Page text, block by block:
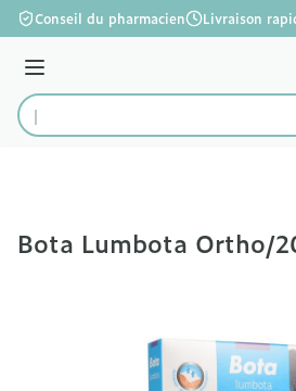
Aller au contenu
Conseil du pharmacien Livraison
Menu
Rechercher
Bota Lumbota Ortho/